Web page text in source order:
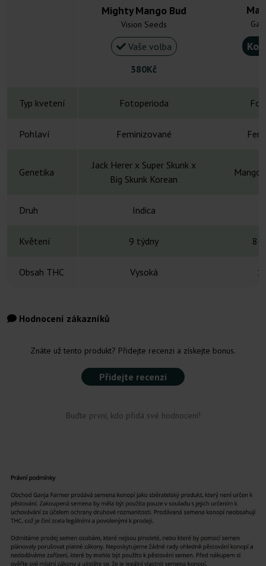
Mighty Mango Bud
Vision Seeds
Vaše volba
380Kč
Typ kvetení Fotoperioda
Pohlaví Feminizované
Genetika
Jack Herer x Super Skunk x
Big Skunk Korean
Mango
Druh Indica
Květení 9 týdny 8-
Obsah THC Vysoká
Hodnocení zákazníků
Znáte už tento produkt? Přidejte recenzi a získejte bonus.
Přidejte recenzi
Buďte první, kdo přidá své hodnocení!